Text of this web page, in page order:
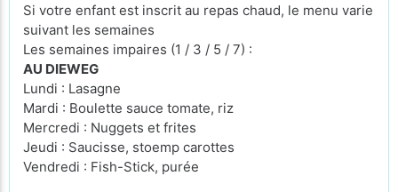
Si votre enfant est inscrit au repas chaud, le menu varie
suivant les semaines
Les semaines impaires (1 / 3 / 5 / 7) :
AU DIEWEG
Lundi : Lasagne
Mardi : Boulette sauce tomate, riz
Mercredi : Nuggets et frites
Jeudi : Saucisse, stoemp carottes
Vendredi : Fish-Stick, purée